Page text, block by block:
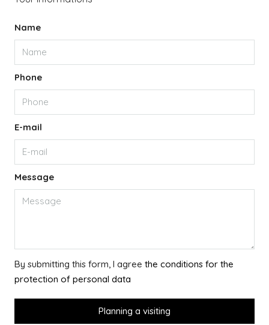
Name
Phone
E-mail
Message
By submitting this form, I agree the conditions for the
protection of personal data
Planning a visiting